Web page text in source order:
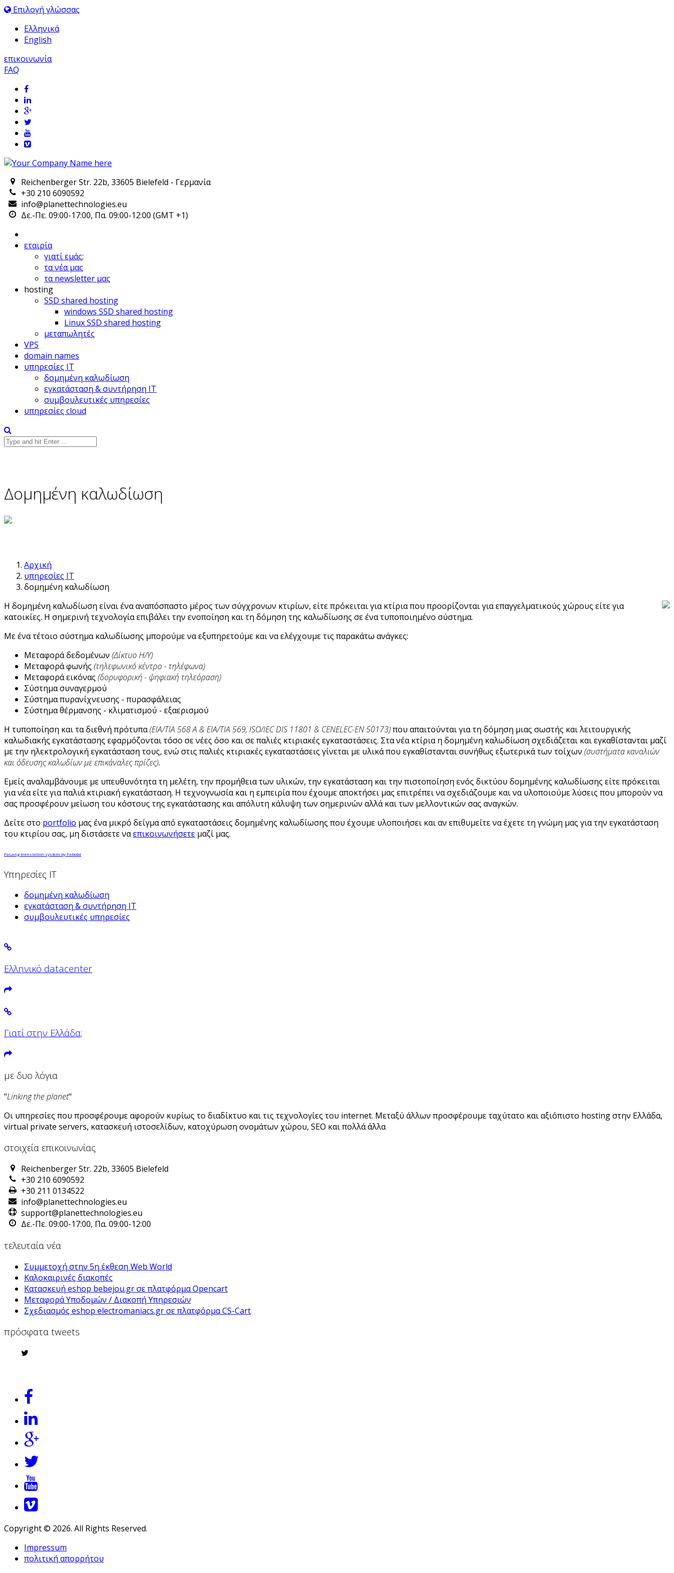
Επιλογή γλώσσας
Ελληνικά
English
επικοινωνία
FAQ
Reichenberger Str. 22b, 33605 Bielefeld - Γερμανία
+30 210 6090592
info@planettechnologies.eu
Δε.-Πε. 09:00-17:00, Πα. 09:00-12:00 (GMT +1)
εταιρία
γιατί εμάς;
τα νέα μας
τα newsletter μας
hosting
SSD shared hosting
windows SSD shared hosting
Linux SSD shared hosting
μεταπωλητές
VPS
domain names
υπηρεσίες IT
δομημένη καλωδίωση
εγκατάσταση & συντήρηση IT
συμβουλευτικές υπηρεσίες
υπηρεσίες cloud
Δομημένη καλωδίωση
Αρχική
υπηρεσίες IT
δομημένη καλωδίωση
Η δομημένη καλωδίωση είναι ένα αναπόσπαστο μέρος των σύγχρονων κτιρίων, είτε πρόκειται για κτίρια που προορίζονται για επαγγελματικούς χώρους είτε για
κατοικίες. Η σημερινή τεχνολογία επιβάλει την ενοποίηση και τη δόμηση της καλωδίωσης σε ένα τυποποιημένο σύστημα.
Με ένα τέτοιο σύστημα καλωδίωσης μπορούμε να εξυπηρετούμε και να ελέγχουμε τις παρακάτω ανάγκες:
Μεταφορά δεδομένων (Δίκτυο Η/Υ)
Μεταφορά φωνής (τηλεφωνικό κέντρο - τηλέφωνα)
Μεταφορά εικόνας (δορυφορική - ψηφιακή τηλεόραση)
Σύστημα συναγερμού
Σύστημα πυρανίχνευσης - πυρασφάλειας
Σύστημα θέρμανσης - κλιματισμού - εξαερισμού
Η τυποποίηση και τα διεθνή πρότυπα(ΕΙΑ/ΤΙΑ 568 Α & ΕΙΑ/ΤΙΑ 569, ISO/IEC DIS 11801 & CENELEC-EN 50173)που απαιτούνται για τη δόμηση μιας σωστής και λειτουργικής
καλωδιακής εγκατάστασης εφαρμόζονται τόσο σε νέες όσο και σε παλιές κτιριακές εγκαταστάσεις. Στα νέα κτίρια η δομημένη καλωδίωση σχεδιάζεται και εγκαθίστανται μαζί
με την ηλεκτρολογική εγκατάσταση τους, ενώ στις παλιές κτιριακές εγκαταστάσεις γίνεται με υλικά που εγκαθίστανται συνήθως εξωτερικά των τοίχων (συστήματα καναλιών
και όδευσης καλωδίων με επικάναλες πρίζες).
Εμείς αναλαμβάνουμε με υπευθυνότητα τη μελέτη, την προμήθεια των υλικών, την εγκατάσταση και την πιστοποίηση ενός δικτύου δομημένης καλωδίωσης είτε πρόκειται
για νέα είτε για παλιά κτιριακή εγκατάσταση. Η τεχνογνωσία και η εμπειρία που έχουμε αποκτήσει μας επιτρέπει να σχεδιάζουμε και να υλοποιούμε λύσεις που μπορούν να
σας προσφέρουν μείωση του κόστους της εγκατάστασης και απόλυτη κάλυψη των σημερινών αλλά και των μελλοντικών σας αναγκών.
Δείτε στο portfolio μας ένα μικρό δείγμα από εγκαταστάσεις δομημένης καλωδίωσης που έχουμε υλοποιήσει και αν επιθυμείτε να έχετε τη γνώμη μας για την εγκατάσταση
του κτιρίου σας, μη διστάσετε ναεπικοινωνήσετε μαζί μας.
FaLang translation system by Faboba
Υπηρεσίες IT
δομημένη καλωδίωση
εγκατάσταση & συντήρηση IT
συμβουλευτικές υπηρεσίες
Ελληνικό datacenter
Γιατί στην Ελλάδα;
με δυο λόγια
"Linking the planet"
Οι υπηρεσίες που προσφέρουμε αφορούν κυρίως το διαδίκτυο και τις τεχνολογίες του internet. Μεταξύ άλλων προσφέρουμε ταχύτατο και αξιόπιστο hosting στην Ελλάδα,
virtual private servers, κατασκευή ιστοσελίδων, κατοχύρωση ονομάτων χώρου, SEO και πολλά άλλα
στοιχεία επικοινωνίας
Reichenberger Str. 22b, 33605 Bielefeld
+30 210 6090592
+30 211 0134522
info@planettechnologies.eu
support@planettechnologies.eu
Δε.-Πε. 09:00-17:00, Πα. 09:00-12:00
τελευταία νέα
Συμμετοχή στην 5η έκθεση Web World
Καλοκαιρινές διακοπές
Κατασκευή eshop bebejou.gr σε πλατφόρμα Opencart
Μεταφορά Υποδομών / Διακοπή Υπηρεσιών
Σχεδιασμός eshop electromaniacs.gr σε πλατφόρμα CS-Cart
πρόσφατα tweets
Copyright © 2026. All Rights Reserved.
Impressum
πολιτική απορρήτου